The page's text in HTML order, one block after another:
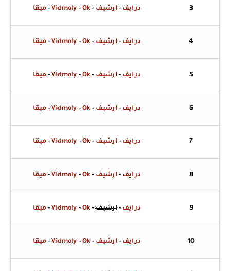
3 درايف - ارشيف -
Vidmoly - Ok
- ميقا
4 درايف - ارشيف -
Vidmoly - Ok
- ميقا
5 درايف - ارشيف -
Vidmoly - Ok
- ميقا
6 درايف - ارشيف -
Vidmoly - Ok
- ميقا
7 درايف - ارشيف -
Vidmoly - Ok
- ميقا
8 درايف - ارشيف -
Vidmoly - Ok
- ميقا
9 درايف - ارشيف -
Vidmoly - Ok
- ميقا
10 درايف - ارشيف -
Vidmoly - Ok
- ميقا